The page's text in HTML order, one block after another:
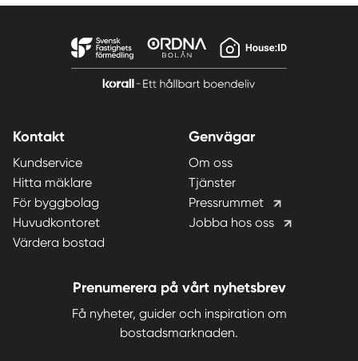
Kontakt
Kundservice
Hitta mäklare
För byggbolag
Huvudkontoret
Värdera bostad
Genvägar
Om oss
Tjänster
Pressrummet
Jobba hos oss
Prenumerera på vårt nyhetsbrev
Få nyheter, guider och inspiration om
bostadsmarknaden.